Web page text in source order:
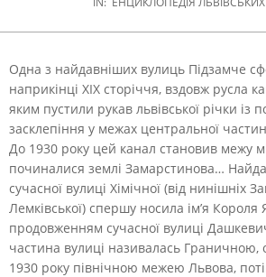
Одна з найдавніших вулиць Підзамче
наприкінці ХІХ сторіччя, вздовж русла
яким пустили рукав львівської річки із
засклепіння у межах центральної
До 1930 року цей канал становив межу
починалися землі Замарстинова…
сучасної вулиці Хімічної (від нинішніх
Лемківської) спершу носила ім’я Короля
продовженням сучасної вулиці
частина вулиці називалась Граничною,
1930 року північною межею Львова,